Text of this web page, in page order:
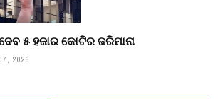
୫ ହଜାର କୋଟିର ଜରିମାନା
2026